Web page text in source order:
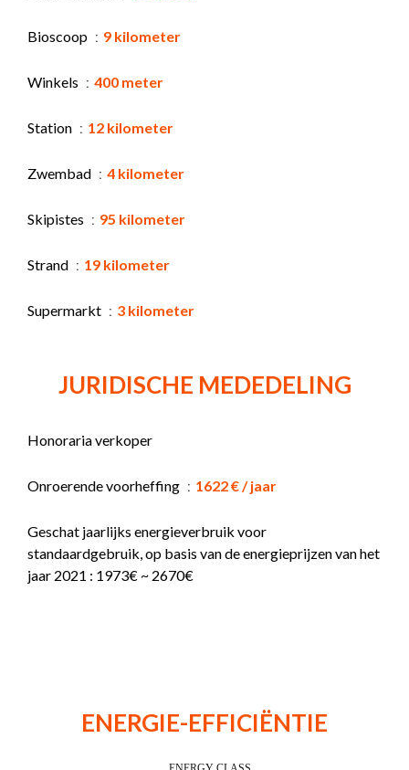
Bioscoop 9 kilometer
Winkels 400 meter
Station 12 kilometer
Zwembad 4 kilometer
Skipistes 95 kilometer
Strand 19 kilometer
Supermarkt 3 kilometer
JURIDISCHE MEDEDELING
Honoraria verkoper
Onroerende voorheffing 1622 € / jaar
Geschat jaarlijks energieverbruik voor
standaardgebruik, op basis van de energieprijzen van het
jaar 2021 : 1973€ ~ 2670€
ENERGIE-EFFICIËNTIE